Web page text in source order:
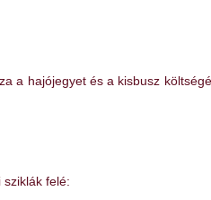
a hajójegyet és a kisbusz
felé: